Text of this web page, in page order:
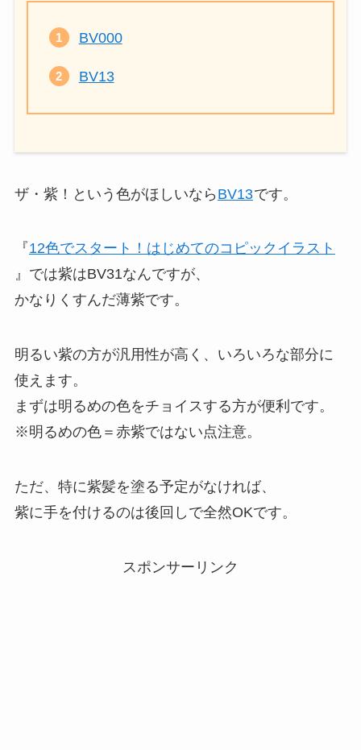
BV000
BV13
ザ・紫！という色がほしいなら BV13です。
『12色でスタート！はじめてのコピックイラスト
』では紫はBV31なんですが、
かなりくすんだ薄紫です。
明るい紫の方が汎用性が高く、いろいろな部分に
使えます。
まずは明るめの色をチョイスする方が便利です。
※明るめの色＝赤紫ではない点注意。
ただ、特に紫髪を塗る予定がなければ、
紫に手を付けるのは後回しで全然OKです。
スポンサーリンク